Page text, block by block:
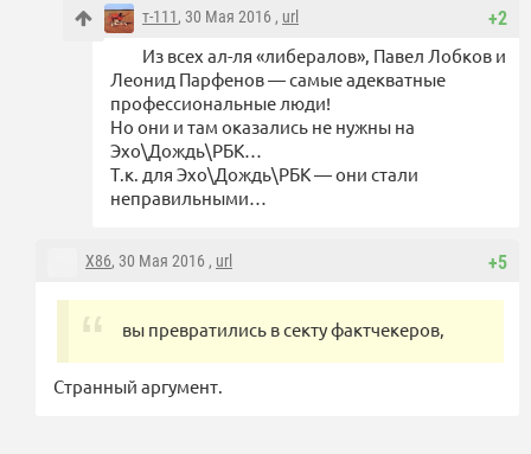
+2
т-111, 30 Мая 2016 , url
Из всех ал-ля «либералов», Павел Лобков и
Леонид Парфенов — самые адекватные
профессиональные люди!
Но они и там оказались не нужны на
Эхо\Дождь\РБК…
Т.к. для Эхо\Дождь\РБК — они стали
неправильными…
+5
X86, 30 Мая 2016 , url
вы превратились в секту фактчекеров,
Странный аргумент.